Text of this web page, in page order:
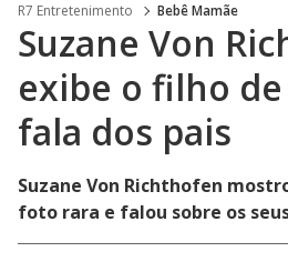
R7 Entretenimento Bebê Mamãe
Suzane Von
exibe o filho de
fala dos pais
Suzane Von Richthofen
foto rara e falou sobre os